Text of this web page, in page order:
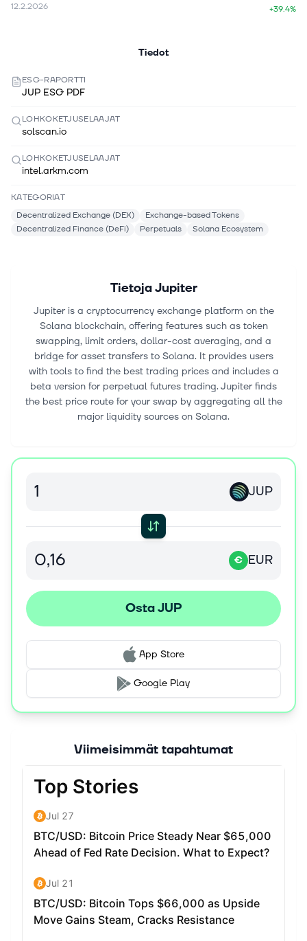
12.2.2026
+39.4%
Tiedot
ESG-RAPORTTI
JUP ESG PDF
LOHKOKETJUSELAAJAT
solscan.io
LOHKOKETJUSELAAJAT
intel.arkm.com
KATEGORIAT
Decentralized Exchange (DEX)
Exchange-based Tokens
Decentralized Finance (DeFi)
Perpetuals Solana Ecosystem
TietojaJupiter
Jupiter is a cryptocurrency exchange platform on the
Solana blockchain, offering features such as token
swapping, limit orders, dollar-cost averaging, and a
bridge for asset transfers to Solana. It provides users
with tools to find the best trading prices and includes a
beta version for perpetual futures trading. Jupiter finds
the best price route for your swap by aggregating all the
major liquidity sources on Solana.
JUP
€ EUR
Osta JUP
App Store
Google Play
Viimeisimmät tapahtumat